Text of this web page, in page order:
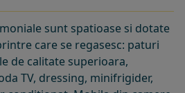
sunt spatioase si dotate
care se regasesc: paturi
de calitate superioara,
TV, dressing, minifrigider,